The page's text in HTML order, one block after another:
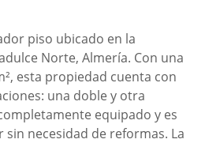
piso ubicado en la
Norte, Almería. Con una
esta propiedad cuenta con
una doble y otra
equipado y es
necesidad de reformas. La